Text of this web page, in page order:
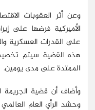
وعن أثر العقوبات
الأميركية فرضها على
على القدرات العسكرية
هذه القضية سيتم
الممتدة على مدى يومين.
وأضاف أن قضية الجريمة
وحشد الرأي العام